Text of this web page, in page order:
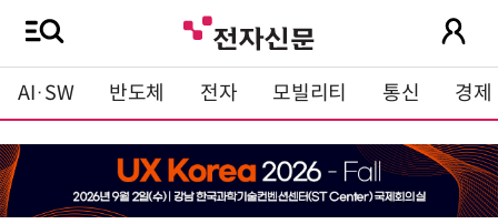
AI·SW 반도체 전자 모빌리티 통신 경제